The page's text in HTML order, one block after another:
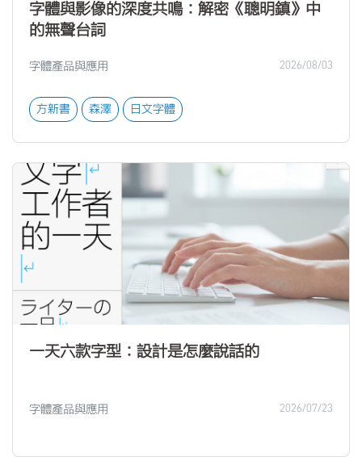
字體與影像的深度共鳴：解密《聰明鎮》中
的無聲台詞
字體產品與應用 2026/08/03
方新書 森澤 日文字體
一天六款字型：設計是怎麼說話的
字體產品與應用 2026/07/23